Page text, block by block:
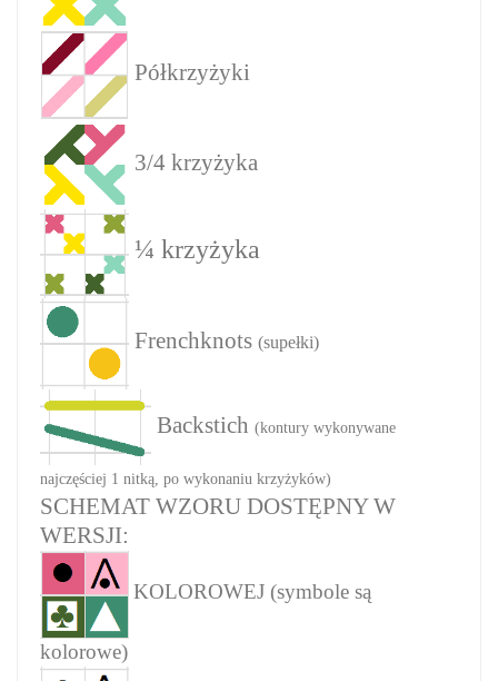
Półkrzyżyki
3/4 krzyżyka
¼ krzyżyka
Frenchknots (supełki)
Backstich (kontury wykonywane
najczęściej 1 nitką, po wykonaniu krzyżyków)
SCHEMAT WZORU DOSTĘPNY W
WERSJI:
KOLOROWEJ (symbole są
kolorowe)